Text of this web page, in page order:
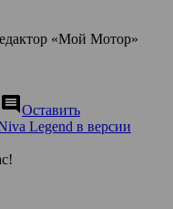
«Мой Мотор»
comment Оставить
Legend в версии